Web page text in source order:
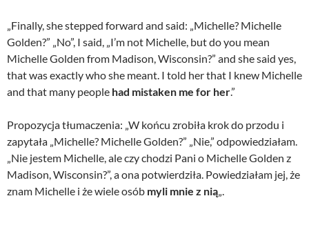
„Finally, she stepped forward and said: „Michelle? Michelle
Golden?” „No”, I said, „I’m not Michelle, but do you mean
Michelle Golden from Madison, Wisconsin?” and she said yes,
that was exactly who she meant. I told her that I knew Michelle
and that many people had mistaken me for her.”
Propozycja tłumaczenia: „W końcu zrobiła krok do przodu i
zapytała „Michelle? Michelle Golden?” „Nie,” odpowiedziałam.
„Nie jestem Michelle, ale czy chodzi Pani o Michelle Golden z
Madison, Wisconsin?”, a ona potwierdziła. Powiedziałam jej, że
znam Michelle i że wiele osób myli mnie z nią„.